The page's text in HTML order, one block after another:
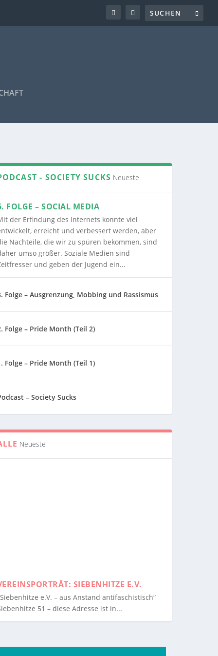
- SOCIETY SUCKS Neueste
FOLGE – SOCIAL MEDIA
der Erfindung des Internets konnte viel
erreicht und verbessert werden, aber
Nachteile, die wir zu spüren bekommen, sind
umso größer. Soziale Medien sind
und geben der Jugend ein...
Folge – Ausgrenzung, Mobbing und Rassismus
Folge – Pride Month (Teil 2)
Folge – Pride Month (Teil 1)
– Society Sucks
Neueste
SIEBENHITZE E.V.
e.V. – aus Anstand antifaschistisch“
51 – diese Adresse ist in...